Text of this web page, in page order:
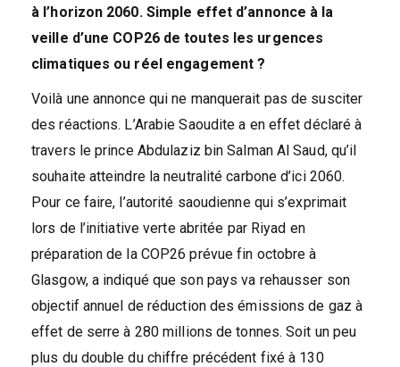
à l’horizon 2060. Simple effet d’annonce à la
veille d’une COP26 de toutes les urgences
climatiques ou réel engagement ?
Voilà une annonce qui ne manquerait pas de susciter
des réactions. L’Arabie Saoudite a en effet déclaré à
travers le prince Abdulaziz bin Salman Al Saud, qu’il
souhaite atteindre la neutralité carbone d’ici 2060.
Pour ce faire, l’autorité saoudienne qui s’exprimait
lors de l’initiative verte abritée par Riyad en
préparation de la COP26 prévue fin octobre à
Glasgow, a indiqué que son pays va rehausser son
objectif annuel de réduction des émissions de gaz à
effet de serre à 280 millions de tonnes. Soit un peu
plus du double du chiffre précédent fixé à 130